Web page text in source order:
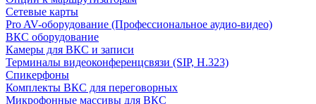
Сетевые карты
Pro AV-оборудование (Профессиональное аудио-видео)
ВКС оборудование
Камеры для ВКС и записи
Терминалы видеоконференцсвязи (SIP, H.323)
Спикерфоны
Комплекты ВКС для переговорных
Микрофонные массивы для ВКС